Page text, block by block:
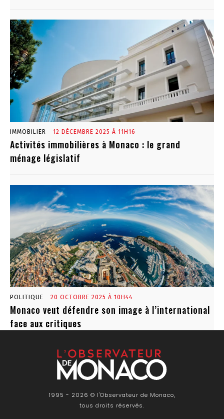
IMMOBILIER 12 DÉCEMBRE 2025 À 11H16
Activités immobilières à Monaco : le grand
ménage législatif
POLITIQUE 20 OCTOBRE 2025 À 10H44
Monaco veut défendre son image à l’international
face aux critiques
1995 - 2026 © l'Observateur de Monaco,
tous droits réservés.